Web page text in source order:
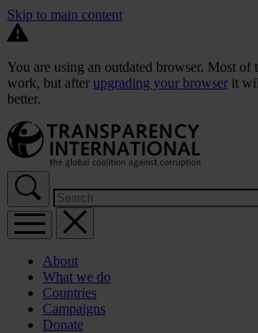
Skip to main content
You are using an outdated browser. Most of
work, but after upgrading your browser it
better.
About
What we do
Countries
Campaigns
Donate